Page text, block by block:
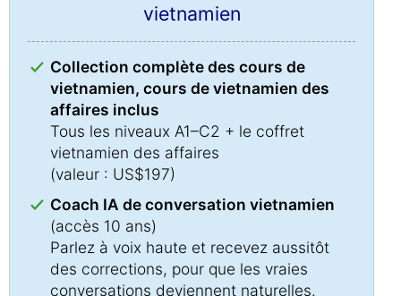
vietnamien
Collection complète des cours de
vietnamien, cours de vietnamien des
affaires inclus
Tous les niveaux A1–C2 + le coffret
vietnamien des affaires
(valeur : US$197)
Coach IA de conversation vietnamien
(accès 10 ans)
Parlez à voix haute et recevez aussitôt
des corrections, pour que les vraies
conversations deviennent naturelles.